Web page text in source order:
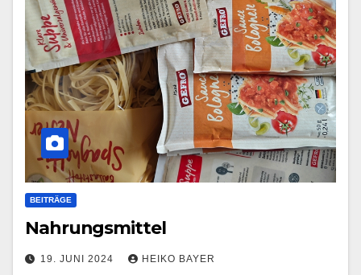
BEITRÄGE
Nahrungsmittel
19. JUNI 2024 HEIKO BAYER